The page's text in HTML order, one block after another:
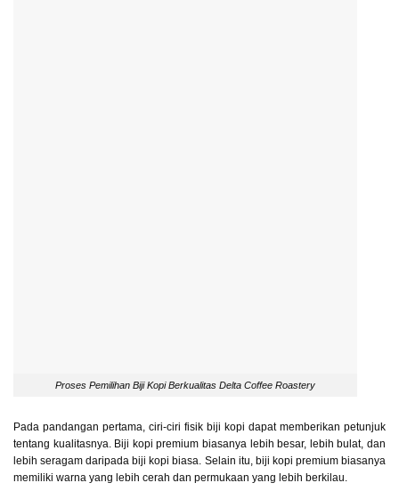
Proses Pemilihan Biji Kopi Berkualitas Delta Coffee Roastery
Pada pandangan pertama, ciri-ciri fisik biji kopi dapat memberikan petunjuk
tentang kualitasnya. Biji kopi premium biasanya lebih besar, lebih bulat, dan
lebih seragam daripada biji kopi biasa. Selain itu, biji kopi premium biasanya
memiliki warna yang lebih cerah dan permukaan yang lebih berkilau.